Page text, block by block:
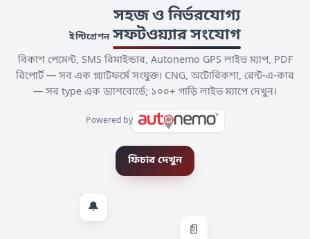
ইন্টিগ্রেশন
সহজ ও নির্ভরযোগ্য
সফটওয়্যার সংযোগ
বিকাশ পেমেন্ট, SMS রিমাইন্ডার, Autonemo GPS লাইভ ম্যাপ, PDF
রিপোর্ট — সব এক প্ল্যাটফর্মে সংযুক্ত। CNG, অটোরিকশা, রেন্ট-এ-কার
— সব type এক ড্যাশবোর্ডে; ১০০+ গাড়ি লাইভ ম্যাপে দেখুন।
Powered by
ফিচার দেখুন
📄
🔔